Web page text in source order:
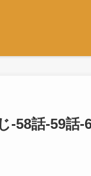
-58話-59話